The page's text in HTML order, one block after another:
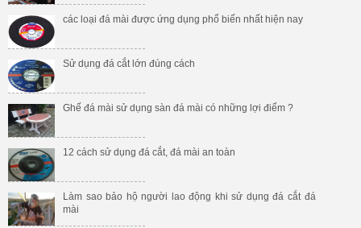
các loại đá mài được ứng dụng phổ biến nhất hiện nay
Sử dụng đá cắt lớn đúng cách
Ghế đá mài sử dụng sàn đá mài có những lợi điểm ?
12 cách sử dụng đá cắt, đá mài an toàn
Làm sao bảo hộ người lao động khi sử dụng đá cắt đá
mài